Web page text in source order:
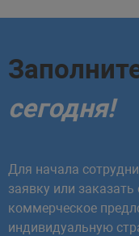
сегодня!
Для начала
заявку или
коммерческое
индивидуальную